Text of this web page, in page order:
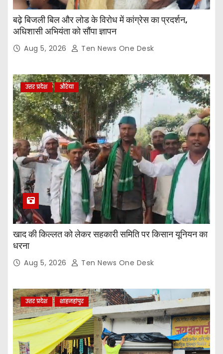
बढ़े बिजली बिल और लोड के विरोध में कांग्रेस का प्रदर्शन,
अधिशासी अभियंता को सौंपा ज्ञापन
Aug 5, 2026 Ten News One Desk
उत्तर प्रदेश औरेया
खाद की किल्लत को लेकर सहकारी समिति पर किसान यूनियन का
धरना
Aug 5, 2026 Ten News One Desk
उत्तर प्रदेश शाहजहांपुर